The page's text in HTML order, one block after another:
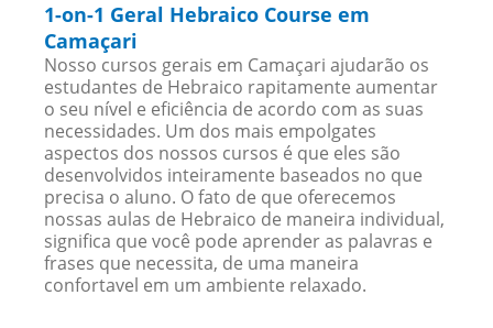
1-on-1 Geral Hebraico Course em
Camaçari
Nosso cursos gerais em Camaçari ajudarão os
estudantes de Hebraico rapitamente aumentar
o seu nível e eficiência de acordo com as suas
necessidades. Um dos mais empolgates
aspectos dos nossos cursos é que eles são
desenvolvidos inteiramente baseados no que
precisa o aluno. O fato de que oferecemos
nossas aulas de Hebraico de maneira individual,
significa que você pode aprender as palavras e
frases que necessita, de uma maneira
confortavel em um ambiente relaxado.